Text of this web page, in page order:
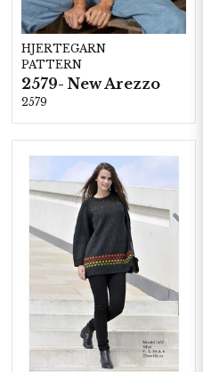
HJERTEGARN
PATTERN
2579- New Arezzo
2579